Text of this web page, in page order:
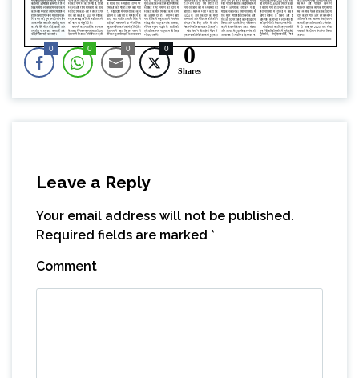
0 0 0 0 0
Shares
Leave a Reply
Your email address will not be published.
Required fields are marked *
Comment